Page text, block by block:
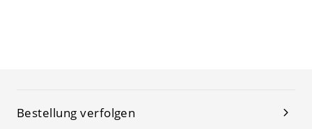
Bestellung verfolgen